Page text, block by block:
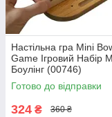
Настільна гра Mini
Game Ігровий Набір
Боулінг (00746)
Готово до відправки
324 ₴ 360 ₴